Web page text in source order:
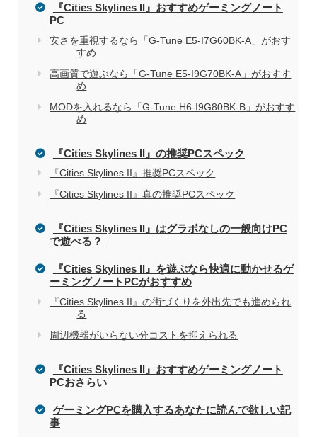
家電量販店で買う際のデメリット
関連記事
電気屋や家電量販店でのパソコン購入を
『Cities Skylines II』おすすめゲーミングノート
PC
安さを重視するなら「G-Tune E5-I7G60BK-A」がおす
すめ
高画質で遊ぶなら「G-Tune E5-I9G70BK-A」がおすす
め
MODを入れるなら「G-Tune H6-I9G80BK-B」がおすす
め
『Cities Skylines II』の推奨PCスペック
『Cities Skylines II』推奨PCスペック
『Cities Skylines II』真の推奨PCスペック
『Cities Skylines II』はグラボなしの一般向けPC
で遊べる？
『Cities Skylines II』を遊ぶなら快適に動かせるゲ
ーミングノートPCがおすすめ
『Cities Skylines II』の街づくりを外出先でも進められ
る
周辺機器がいらない分コストを抑えられる
『Cities Skylines II』おすすめゲーミングノート
PCおさらい
ゲーミングPCを購入するあなたに読んで欲しい記
事